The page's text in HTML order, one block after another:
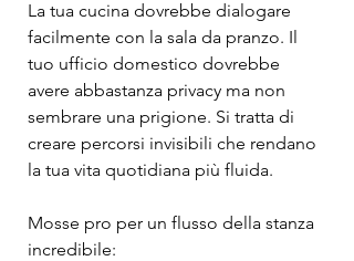
La tua cucina dovrebbe dialogare
facilmente con la sala da pranzo. Il
tuo ufficio domestico dovrebbe
avere abbastanza privacy ma non
sembrare una prigione. Si tratta di
creare percorsi invisibili che rendano
la tua vita quotidiana più fluida.
Mosse pro per un flusso della stanza
incredibile: